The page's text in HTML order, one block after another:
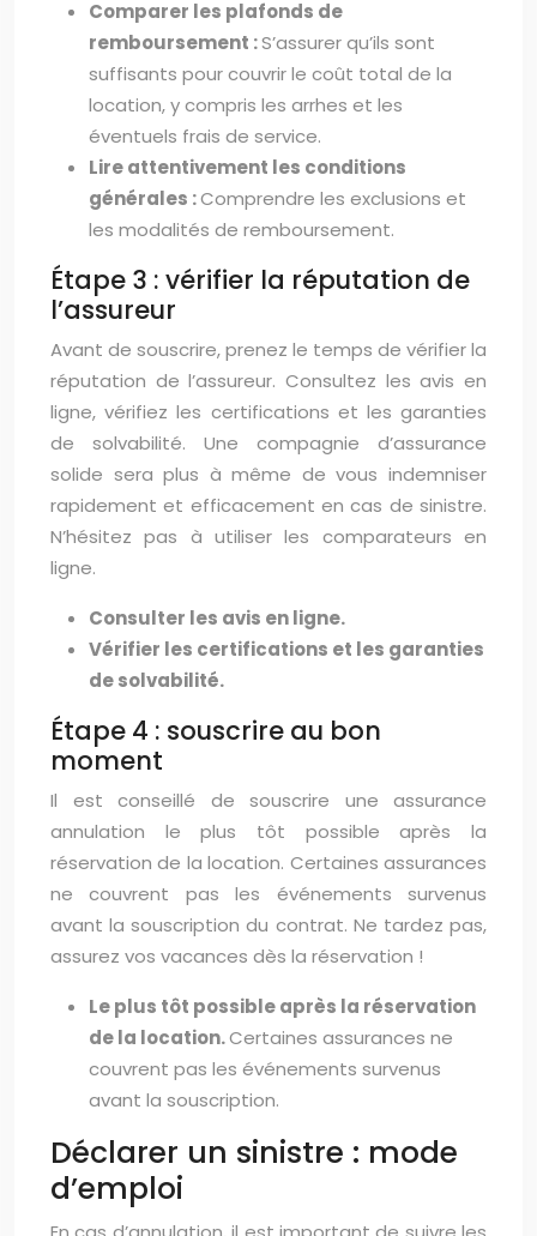
Comparer les plafonds de
remboursement :S’assurer qu’ils sont
suffisants pour couvrir le coût total de la
location, y compris les arrhes et les
éventuels frais de service.
Lire attentivement les conditions
générales :Comprendre les exclusions et
les modalités de remboursement.
Étape 3 : vérifier la réputation de
l’assureur
Avant de souscrire, prenez le temps de vérifier la
réputation de l’assureur. Consultez les avis en
ligne, vérifiez les certifications et les garanties
de solvabilité. Une compagnie d’assurance
solide sera plus à même de vous indemniser
rapidement et efficacement en cas de sinistre.
N’hésitez pas à utiliser les comparateurs en
ligne.
Consulter les avis en ligne.
Vérifier les certifications et les garanties
de solvabilité.
Étape 4 : souscrire au bon
moment
Il est conseillé de souscrire une assurance
annulation le plus tôt possible après la
réservation de la location. Certaines assurances
ne couvrent pas les événements survenus
avant la souscription du contrat. Ne tardez pas,
assurez vos vacances dès la réservation !
Le plus tôt possible après la réservation
de la location.Certaines assurances ne
couvrent pas les événements survenus
avant la souscription.
Déclarer un sinistre : mode
d’emploi